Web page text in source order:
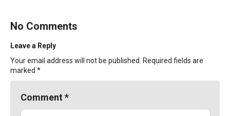
No Comments
Leave a Reply
Your email address will not be published.
Required fields are
marked *
Comment *